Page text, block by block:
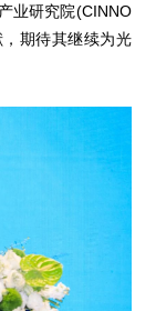
业研究院(CINNO
期待其继续为光